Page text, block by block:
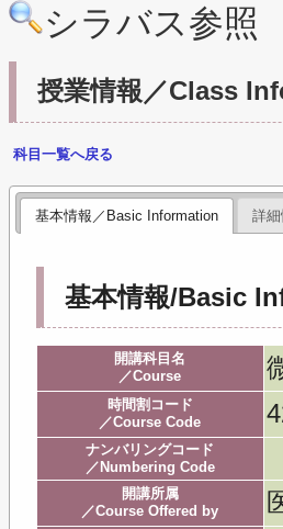
シラバス参照
授業情報／Class
科目一覧へ戻る
基本情報／Basic Information 詳
基本情報/Basic
開講科目名
／Course
時間割コード
／Course Code
ナンバリングコード
／Numbering Code
開講所属
／Course Offered by